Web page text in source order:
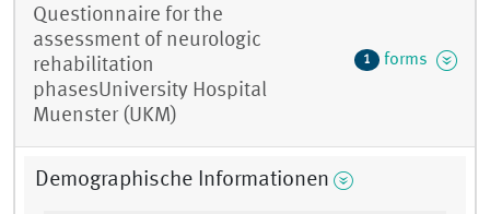
Questionnaire for the
assessment of neurologic
rehabilitation
phasesUniversity Hospital
Muenster (UKM)
1 forms
Demographische Informationen